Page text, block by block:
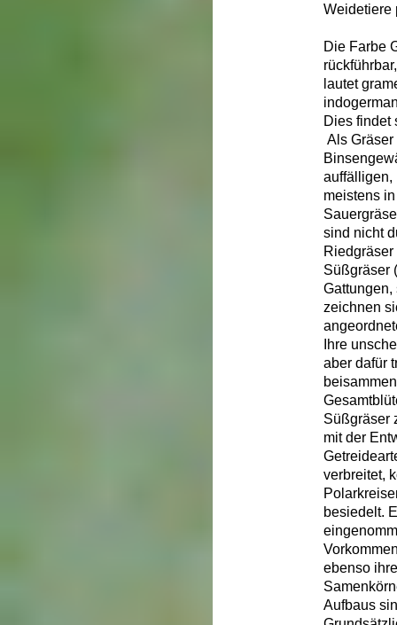
Weidetiere
Die Farbe
lautet
Dies findet
Als
auffälligen,
meistens
sind nicht
Süßgräser
zeichnen
Ihre
aber dafür
Süßgräser
mit der
verbreitet,
besiedelt.
ebenso
Aufbaus